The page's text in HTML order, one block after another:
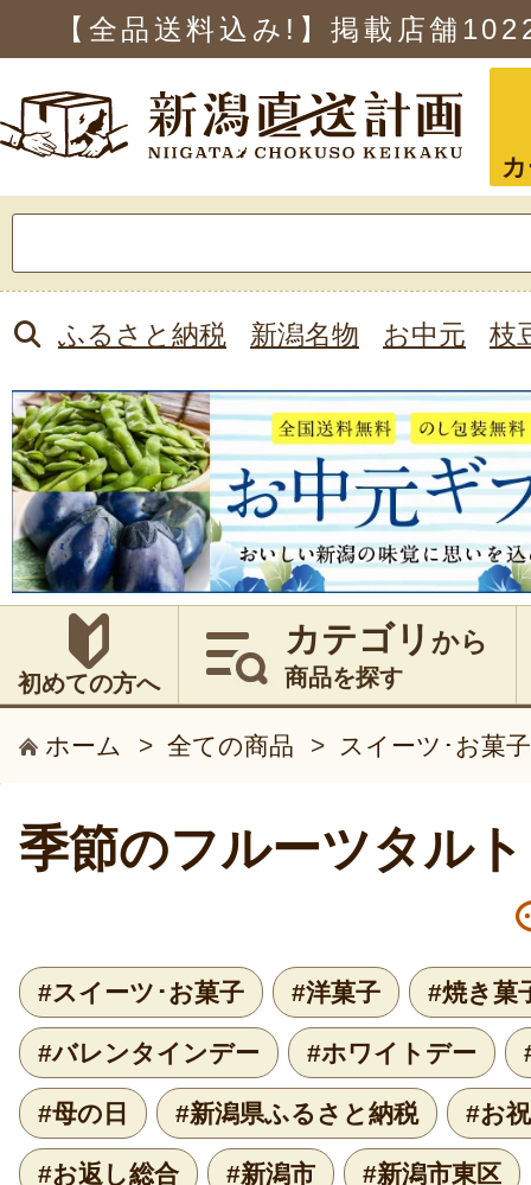
【全品送料込み!】掲載店舗
索:
ふるさと納税 新潟名物 お中元 枝
初めての方へ
カテゴリ から
商品を探す
ホーム > 全ての商品 > スイーツ･お菓子
季節のフルーツタルト
#スイーツ･お菓子 #洋菓子 #焼き菓
#バレンタインデー #ホワイトデー
#母の日 #新潟県ふるさと納税 #お
#お返し総合 #新潟市 #新潟市東区